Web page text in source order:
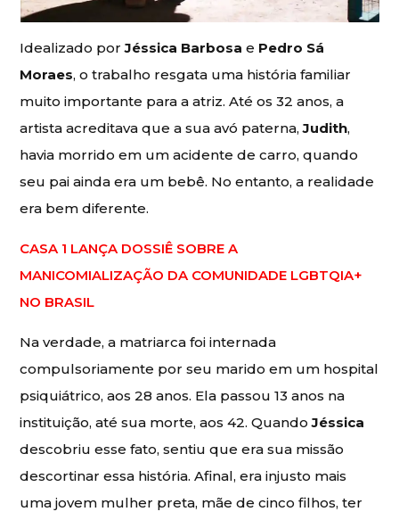
Idealizado porJéssica Barbosa e Pedro Sá
Moraes, o trabalho resgata uma história familiar
muito importante para a atriz. Até os 32 anos, a
artista acreditava que a sua avó paterna,Judith,
havia morrido em um acidente de carro, quando
seu pai ainda era um bebê. No entanto, a realidade
era bem diferente.
CASA 1 LANÇA DOSSIÊ SOBRE A
MANICOMIALIZAÇÃO DA COMUNIDADE LGBTQIA+
NO BRASIL
Na verdade, a matriarca foi internada
compulsoriamente por seu marido em um hospital
psiquiátrico, aos 28 anos. Ela passou 13 anos na
instituição, até sua morte, aos 42. QuandoJéssica
descobriu esse fato, sentiu que era sua missão
descortinar essa história. Afinal, era injusto mais
uma jovem mulher preta, mãe de cinco filhos, ter